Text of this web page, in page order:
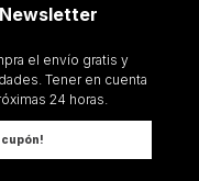
el envío gratis y
Tener en cuenta
24 horas.
cupón!